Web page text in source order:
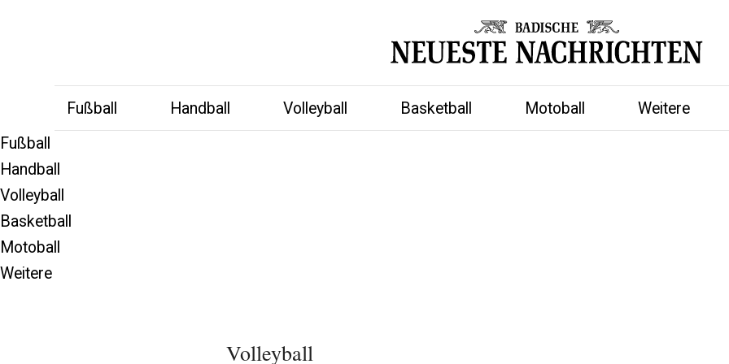
Fußball Handball Volleyball Basketball Motoball
Weitere
Fußball
Handball
Volleyball
Basketball
Motoball
Weitere
Volleyball